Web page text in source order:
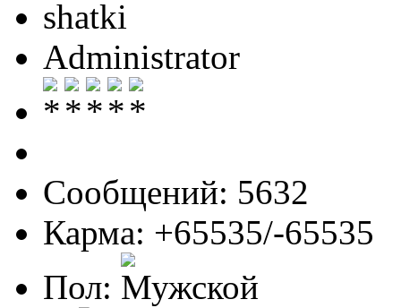
shatki
Administrator
Сообщений: 5632
Карма: +65535/-65535
Пол: